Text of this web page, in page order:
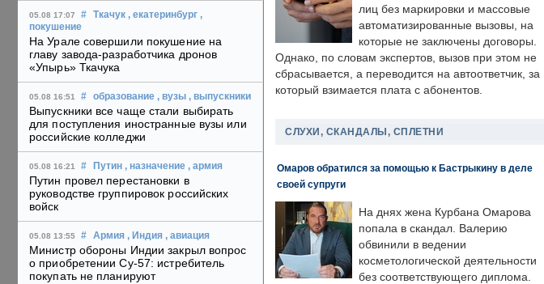
05.08 17:07 # Ткачук , екатеринбург ,
покушение
На Урале совершили покушение на
главу завода-разработчика дронов
«Упырь» Ткачука
05.08 16:51 # образование , вузы , выпускники
Выпускники все чаще стали выбирать
для поступления иностранные вузы или
российские колледжи
05.08 16:21 # Путин , назначение , армия
Путин провел перестановки в
руководстве группировок российских
войск
05.08 13:55 # Армия , Индия , авиация
Министр обороны Индии закрыл вопрос
о приобретении Су-57: истребитель
покупать не планируют
лиц без маркировки и массовые
автоматизированные вызовы, на
которые не заключены договоры.
Однако, по словам экспертов, вызов при этом не
сбрасывается, а переводится на автоответчик, за
который взимается плата с абонентов.
СЛУХИ, СКАНДАЛЫ, СПЛЕТНИ
Омаров обратился за помощью к Бастрыкину в деле
своей супруги
На днях жена Курбана Омарова
попала в скандал. Валерию
обвинили в ведении
косметологической деятельности
без соответствующего диплома.